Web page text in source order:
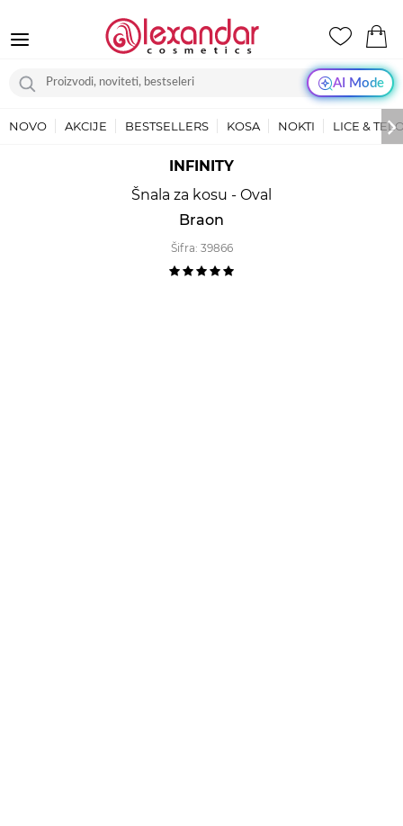
AI Mode
NOVO AKCIJE BESTSELLERS KOSA NOKTI LICE &
INFINITY
Šnala za kosu - Oval
Braon
Šifra: 39866